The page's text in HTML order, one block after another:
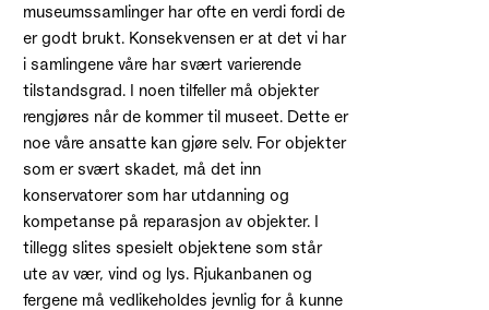
museumssamlinger har ofte en verdi fordi de
er godt brukt. Konsekvensen er at det vi har
i samlingene våre har svært varierende
tilstandsgrad. I noen tilfeller må objekter
rengjøres når de kommer til museet. Dette er
noe våre ansatte kan gjøre selv. For objekter
som er svært skadet, må det inn
konservatorer som har utdanning og
kompetanse på reparasjon av objekter. I
tillegg slites spesielt objektene som står
ute av vær, vind og lys. Rjukanbanen og
fergene må vedlikeholdes jevnlig for å kunne